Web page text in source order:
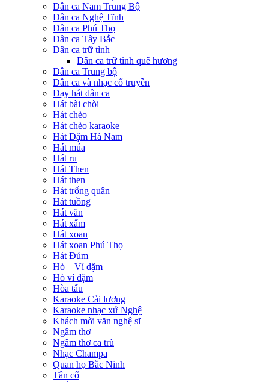
Dân ca Nam Trung Bộ
Dân ca Nghệ Tĩnh
Dân ca Phú Thọ
Dân ca Tây Bắc
Dân ca trữ tình
Dân ca trữ tình quê hương
Dân ca Trung bộ
Dân ca và nhạc cổ truyền
Dạy hát dân ca
Hát bài chòi
Hát chèo
Hát chèo karaoke
Hát Dặm Hà Nam
Hát múa
Hát ru
Hát Then
Hát then
Hát trống quân
Hát tuồng
Hát văn
Hát xẩm
Hát xoan
Hát xoan Phú Thọ
Hát Đúm
Hò – Ví dặm
Hò ví dặm
Hòa tấu
Karaoke Cải lương
Karaoke nhạc xứ Nghệ
Khách mời văn nghệ sĩ
Ngâm thơ
Ngâm thơ ca trù
Nhạc Champa
Quan họ Bắc Ninh
Tân cổ